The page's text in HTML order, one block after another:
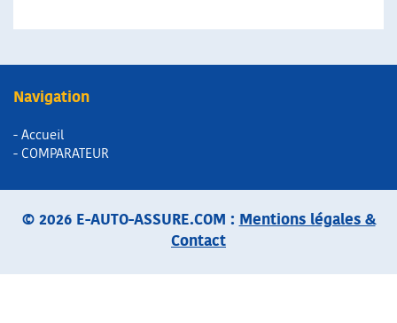
Navigation
- Accueil
- COMPARATEUR
© 2026 E-AUTO-ASSURE.COM : Mentions légales &
Contact